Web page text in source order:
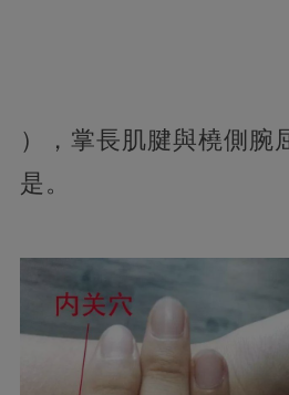
），掌長肌腱與橈側腕
是。